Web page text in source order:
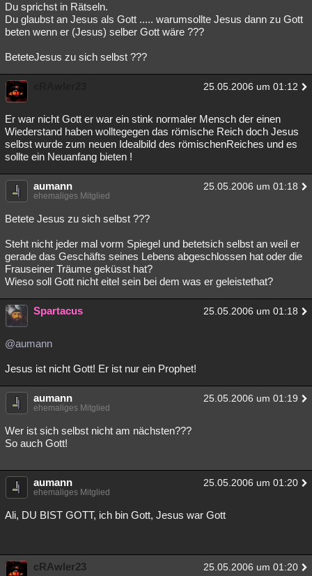
Du sprichst in Rätseln.
Du glaubst an Jesus als Gott ..... warumsollte Jesus dann zu Gott
beten wenn er (Jesus) selber Gott wäre ???
BeteteJesus zu sich selbst ???
25.05.2006 um 01:12
Er war nicht Gott er war ein stink normaler Mensch der einen
Wiederstand haben wolltegegen das römische Reich doch Jesus
selbst wurde zum neuen Idealbild des römischenReiches und es
sollte ein Neuanfang bieten !
aumann 25.05.2006 um 01:18
ehemaliges Mitglied
Betete Jesus zu sich selbst ???
Steht nicht jeder mal vorm Spiegel und betetsich selbst an weil er
gerade das Geschäfts seines Lebens abgeschlossen hat oder die
Frauseiner Träume geküsst hat?
Wieso soll Gott nicht eitel sein bei dem was er geleistethat?
Spartacus 25.05.2006 um 01:18
@aumann
Jesus ist nicht Gott! Er ist nur ein Prophet!
aumann 25.05.2006 um 01:19
ehemaliges Mitglied
Wer ist sich selbst nicht am nächsten???
So auch Gott!
aumann 25.05.2006 um 01:20
ehemaliges Mitglied
Ali, DU BIST GOTT, ich bin Gott, Jesus war Gott
cRAwler23 25.05.2006 um 01:20